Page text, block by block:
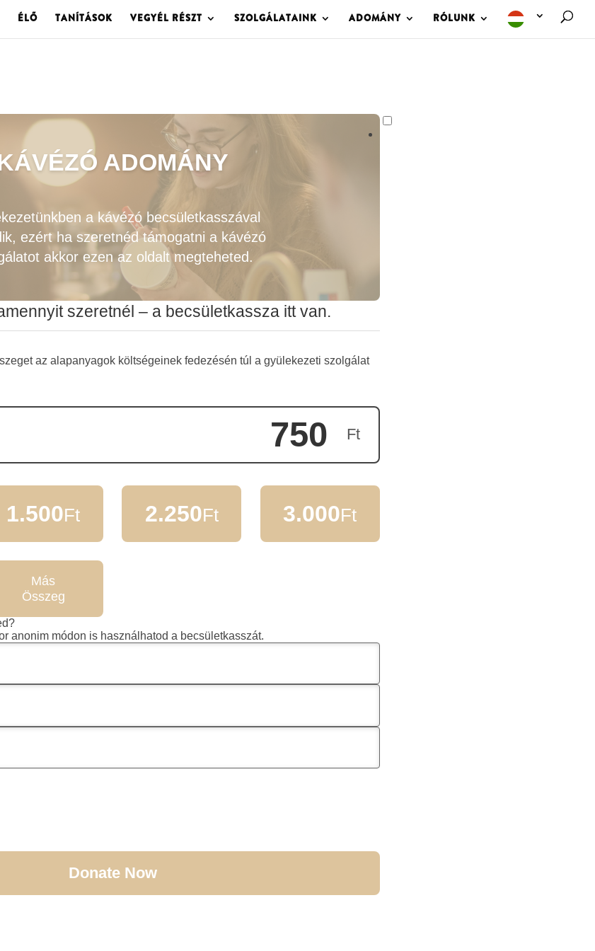
ÉLŐ TANÍTÁSOK VEGYÉL RÉSZT SZOLGÁLATAINK ADOMÁNY RÓLUNK